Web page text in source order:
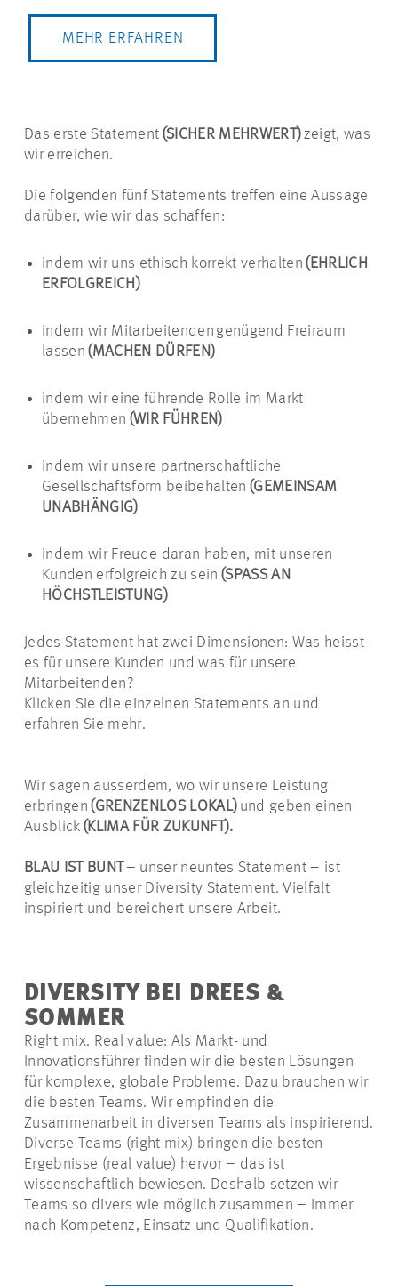
MEHR ERFAHREN
Das erste Statement (SICHER MEHRWERT)zeigt, was
wir erreichen.
Die folgenden fünf Statements treffen eine Aussage
darüber, wie wir das schaffen:
indem wir uns ethisch korrekt verhalten (EHRLICH
ERFOLGREICH)
indem wir Mitarbeitenden genügend Freiraum
lassen (MACHEN DÜRFEN)
indem wir eine führende Rolle im Markt
übernehmen (WIR FÜHREN)
indem wir unsere partnerschaftliche
Gesellschaftsform beibehalten (GEMEINSAM
UNABHÄNGIG)
indem wir Freude daran haben, mit unseren
Kunden erfolgreich zu sein (SPASS AN
HÖCHSTLEISTUNG)
Jedes Statement hat zwei Dimensionen: Was heisst
es für unsere Kunden und was für unsere
Mitarbeitenden?
Klicken Sie die einzelnen Statements an und
erfahren Sie mehr.
Wir sagen ausserdem, wo wir unsere Leistung
erbringen (GRENZENLOS LOKAL) und geben einen
Ausblick (KLIMA FÜR ZUKUNFT).
BLAU IST BUNT – unser neuntes Statement – ist
gleichzeitig unser Diversity Statement. Vielfalt
inspiriert und bereichert unsere Arbeit.
DIVERSITY BEI DREES &
SOMMER
Right mix. Realvalue: Als Markt- und
Innovationsführer finden wir die besten Lösungen
für komplexe, globale Probleme. Dazu brauchen wir
die besten Teams. Wir empfinden die
Zusammenarbeit in diversen Teams als inspirierend.
Diverse Teams (right mix) bringen die besten
Ergebnisse (real value) hervor – das ist
wissenschaftlich bewiesen. Deshalb setzen wir
Teams so divers wie möglich zusammen – immer
nach Kompetenz, Einsatz und Qualifikation.